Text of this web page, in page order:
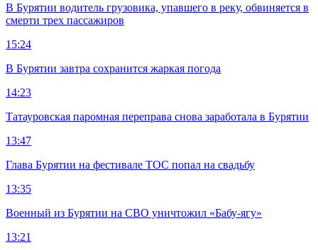
В Бурятии водитель грузовика, упавшего в реку, обвиняется в
смерти трех пассажиров
15:24
В Бурятии завтра сохранится жаркая погода
14:23
Татауровская паромная переправа снова заработала в Бурятии
13:47
Глава Бурятии на фестивале ТОС попал на свадьбу
13:35
Военный из Бурятии на СВО уничтожил «Бабу-ягу»
13:21